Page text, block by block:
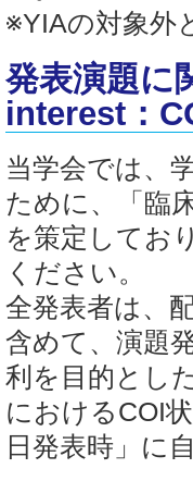
※YIAの対象外
発表演題に
interest：
当学会では、
ために、「臨
を策定してお
ください。
全発表者は、
含めて、演題
利を目的とし
におけるCOI
日発表時」に